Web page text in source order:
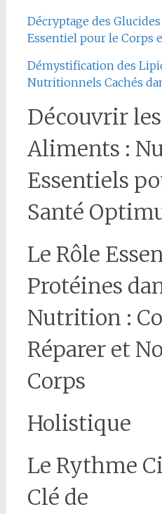
Décryptage des
Essentiel pour le Corps
Démystification des
Nutritionnels Cachés
Découvrir
Aliments :
Essentiels
Santé
Le Rôle
Protéines
Nutrition :
Réparer et
Corps
Holistique
Le Rythme
Clé de